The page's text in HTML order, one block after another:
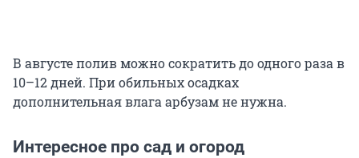
В августе полив можно сократить до одного раза в
10–12 дней. При обильных осадках
дополнительная влага арбузам не нужна.
Интересное про сад и огород